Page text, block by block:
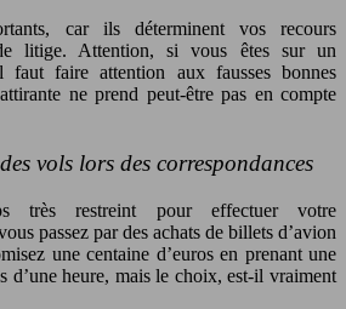
car ils déterminent vos recours
litige. Attention, si vous êtes sur un
faire attention aux fausses bonnes
ne prend peut-être pas en compte
vols lors des correspondances
très restreint pour effectuer votre
passez par des achats de billets d’avion
une centaine d’euros en prenant une
d’une heure, mais le choix, est-il vraiment